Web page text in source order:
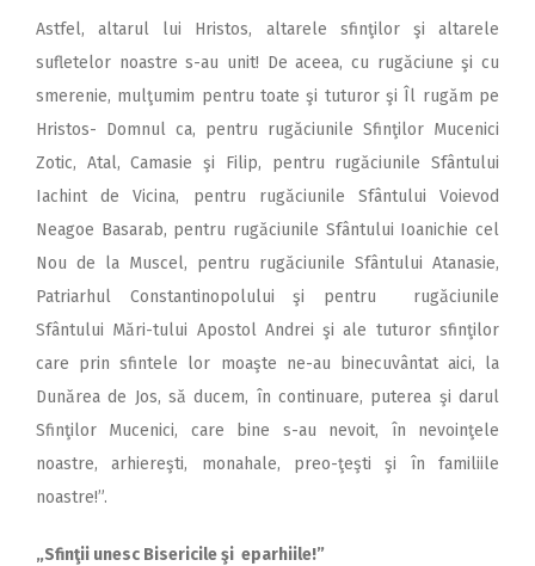
Astfel, altarul lui Hristos, altarele sfinţilor şi altarele
sufletelor noastre s-au unit! De aceea, cu rugăciune şi cu
smerenie, mulţumim pentru toate şi tuturor şi Îl rugăm pe
Hristos- Domnul ca, pentru rugăciunile Sfinţilor Mucenici
Zotic, Atal, Camasie şi Filip, pentru rugăciunile Sfântului
Iachint de Vicina, pentru rugăciunile Sfântului Voievod
Neagoe Basarab, pentru rugăciunile Sfântului Ioanichie cel
Nou de la Muscel, pentru rugăciunile Sfântului Atanasie,
Patriarhul Constantinopolului şi pentru rugăciunile
Sfântului Mări-tului Apostol Andrei şi ale tuturor sfinţilor
care prin sfintele lor moaşte ne-au binecuvântat aici, la
Dunărea de Jos, să ducem, în continuare, puterea şi darul
Sfinţilor Mucenici, care bine s-au nevoit, în nevoinţele
noastre, arhiereşti, monahale, preo-ţeşti şi în familiile
noastre!”.
„Sfinţii unesc Bisericile şi eparhiile!”